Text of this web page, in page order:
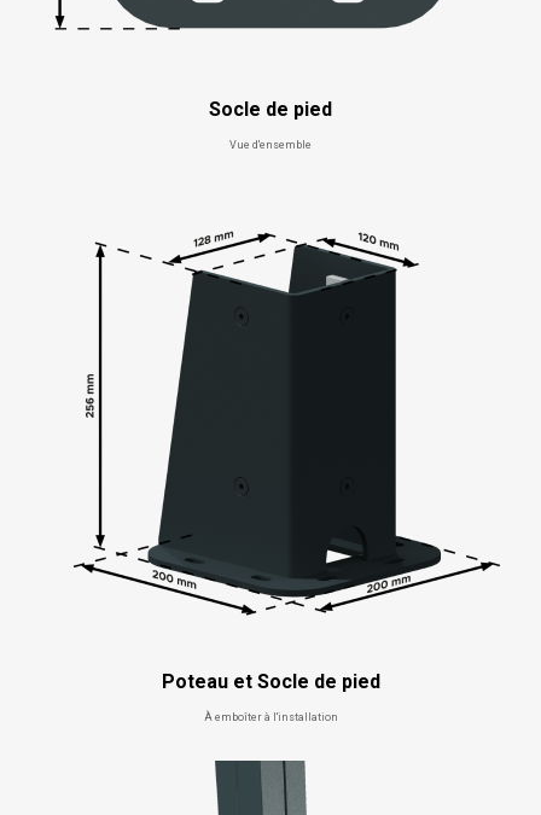
Socle de pied
Vue d'ensemble
Poteau et Socle de pied
À emboîter à l'installation